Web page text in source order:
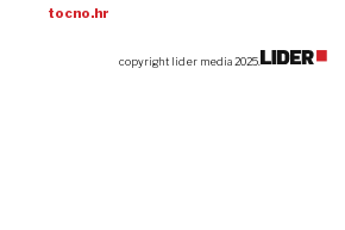
tocno.hr
copyright lider media 2025.